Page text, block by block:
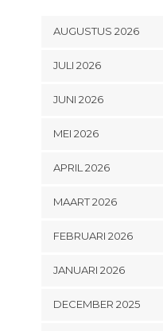
AUGUSTUS 2026
JULI 2026
JUNI 2026
MEI 2026
APRIL 2026
MAART 2026
FEBRUARI 2026
JANUARI 2026
DECEMBER 2025